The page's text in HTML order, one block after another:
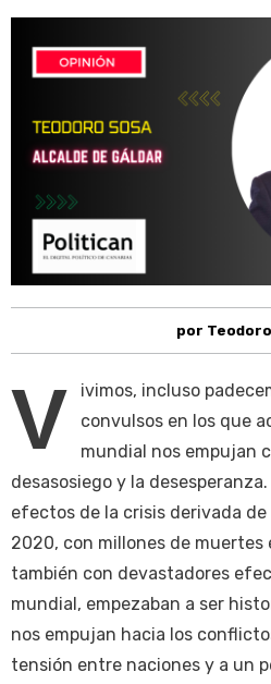
por
V
ivimos, incluso
convulsos en los que
mundial nos empujan
desasosiego y la
efectos de la crisis derivada
2020, con millones de muertes
también con devastadores
mundial, empezaban a ser
nos empujan hacia los
tensión entre naciones y a un